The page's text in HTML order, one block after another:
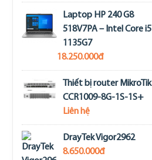
Laptop HP 240 G8
518V7PA – Intel Core i5
1135G7
18.250.000đ
Thiết bị router MikroTik
CCR1009-8G-1S-1S+
Liên hệ
DrayTek Vigor2962
8.650.000đ